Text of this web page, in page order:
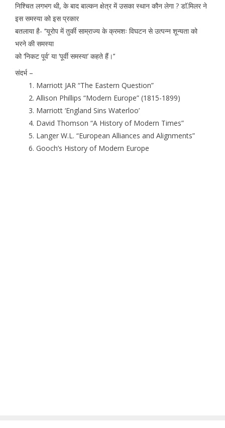
निश्चित लगभग थी, के बाद बाल्कन क्षेत्र में उसका स्थान कौन लेगा ? डाॅ.मिलर ने
इस समस्या को इस प्रकार
बतलाया है- ‘‘यूरोप में तुर्की साम्राज्य के क्रमशः विघटन से उत्पन्न शून्यता को
भरने की समस्या
को ‘निकट पूर्व’ या ‘पूर्वी समस्या’ कहते हैं।’’
संदर्भ –
Marriott JAR “The Eastern Question”
Allison Phillips “Modern Europe” (1815-1899)
Marriott ‘England Sins Waterloo’
David Thomson “A History of Modern Times”
Langer W.L. “European Alliances and Alignments”
Gooch’s History of Modern Europe